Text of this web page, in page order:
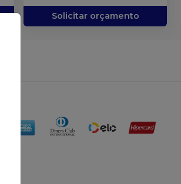
Solicitar orçamento